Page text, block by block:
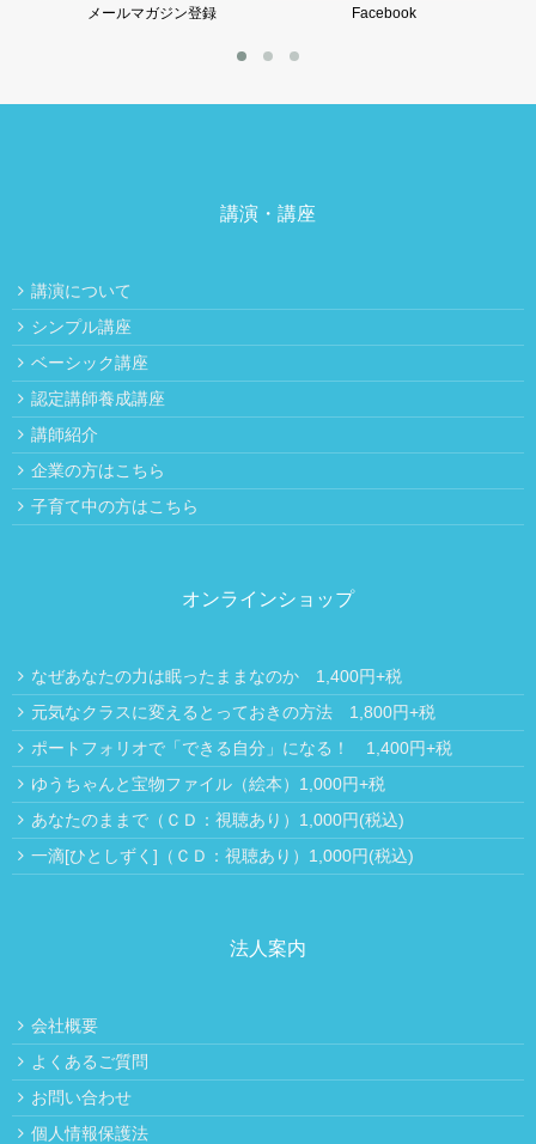
メールマガジン登録 Facebook
講演・講座
講演について
シンプル講座
ベーシック講座
認定講師養成講座
講師紹介
企業の方はこちら
子育て中の方はこちら
オンラインショップ
なぜあなたの力は眠ったままなのか 1,400円+税
元気なクラスに変えるとっておきの方法 1,800円+税
ポートフォリオで「できる自分」になる！ 1,400円+税
ゆうちゃんと宝物ファイル（絵本）1,000円+税
あなたのままで（ＣＤ：視聴あり）1,000円(税込)
一滴[ひとしずく]（ＣＤ：視聴あり）1,000円(税込)
法人案内
会社概要
よくあるご質問
お問い合わせ
個人情報保護法